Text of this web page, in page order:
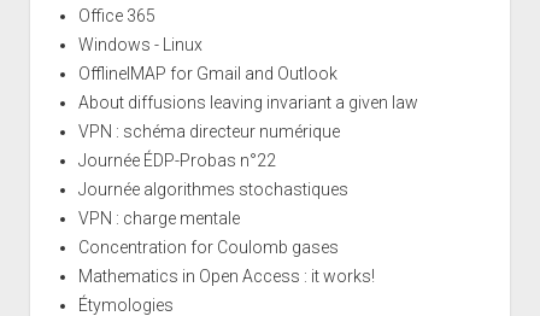
Office 365
Windows - Linux
OfflineIMAP for Gmail and Outlook
About diffusions leaving invariant a given law
VPN : schéma directeur numérique
Journée ÉDP-Probas n°22
Journée algorithmes stochastiques
VPN : charge mentale
Concentration for Coulomb gases
Mathematics in Open Access : it works!
Étymologies